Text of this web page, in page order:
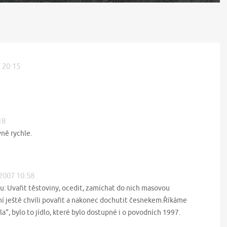
20:15
rychle.
10:58
Uvařit těstoviny, ocedit, zamíchat do nich masovou
ještě chvíli povařit a nakonec dochutit česnekem.Říkáme
bylo to jídlo, které bylo dostupné i o povodních 1997.